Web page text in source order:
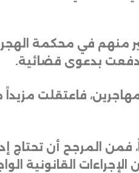
منهم في محكمة
ودفعت بدعوى قضائية.
المهاجرين، فاعتقلت
المرجح أن تحتاج
القانونية